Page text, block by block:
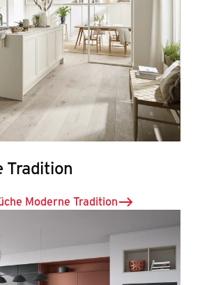
Tradition
Moderne Tradition